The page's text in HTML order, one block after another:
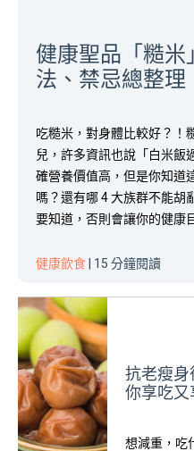
健康聖品「糙米
法、禁忌總整理
吃糙米，對身體比較好？！
兒，許多資訊也說「白米飯
確營養價值高，但是你知道
嗎？還有哪 4 大族群不能胡
要知道，否則會讓你的健康
健康飲食 | 15 分鐘閱讀
抗老瘦身
你享吃又
想減重，吃